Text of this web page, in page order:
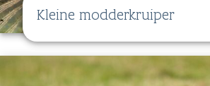
Kleine modderkruiper